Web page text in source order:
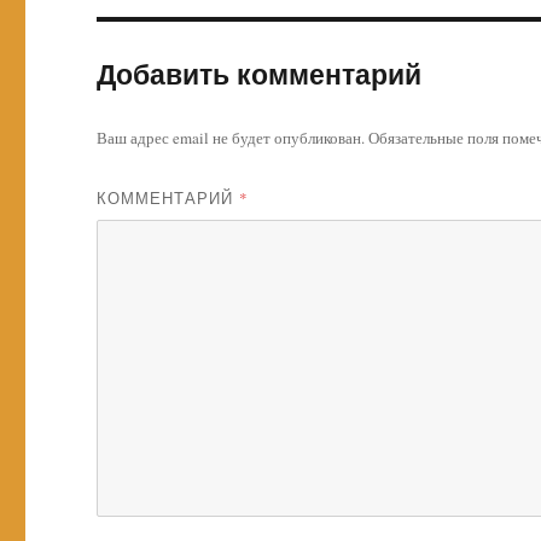
Добавить комментарий
Ваш адрес email не будет опубликован.Обязательные поля
КОММЕНТАРИЙ *